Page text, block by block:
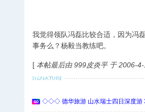
我觉得领队冯磊比较合适，因为冯
事务么？杨毅当教练吧。
[ 本帖最后由 999皮炎平 于 2006-
◇◇◇ 德华旅游 山水瑞士四日深度